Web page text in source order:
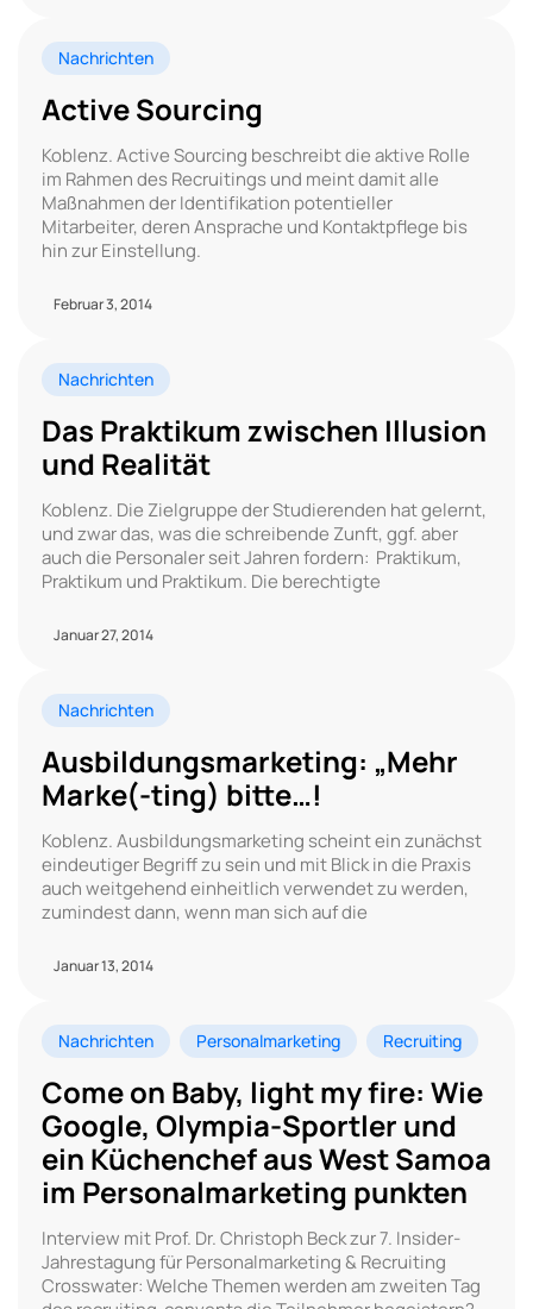
Nachrichten
Active Sourcing
Koblenz. Active Sourcing beschreibt die aktive Rolle
im Rahmen des Recruitings und meint damit alle
Maßnahmen der Identifikation potentieller
Mitarbeiter, deren Ansprache und Kontaktpflege bis
hin zur Einstellung.
Februar 3, 2014
Nachrichten
Das Praktikum zwischen Illusion
und Realität
Koblenz. Die Zielgruppe der Studierenden hat gelernt,
und zwar das, was die schreibende Zunft, ggf. aber
auch die Personaler seit Jahren fordern: Praktikum,
Praktikum und Praktikum. Die berechtigte
Januar 27, 2014
Nachrichten
Ausbildungsmarketing: „Mehr
Marke(-ting) bitte…!
Koblenz. Ausbildungsmarketing scheint ein zunächst
eindeutiger Begriff zu sein und mit Blick in die Praxis
auch weitgehend einheitlich verwendet zu werden,
zumindest dann, wenn man sich auf die
Januar 13, 2014
Nachrichten Personalmarketing Recruiting
Come on Baby, light my fire: Wie
Google, Olympia-Sportler und
ein Küchenchef aus West Samoa
im Personalmarketing punkten
Interview mit Prof. Dr. Christoph Beck zur 7. Insider-
Jahrestagung für Personalmarketing & Recruiting
Crosswater: Welche Themen werden am zweiten Tag